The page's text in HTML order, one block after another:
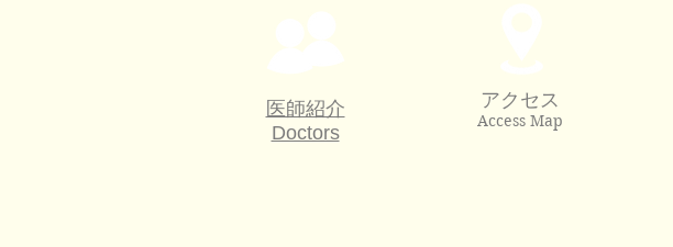
医師紹介
Doctors
アクセス
Access Map